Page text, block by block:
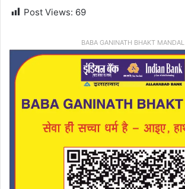
Post Views: 69
BABA GANINATH BHAKT MANDAL